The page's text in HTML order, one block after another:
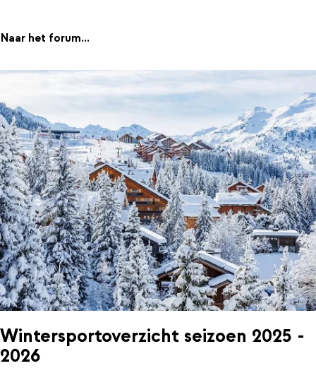
Naar het forum...
Wintersportoverzicht seizoen 2025 -
2026